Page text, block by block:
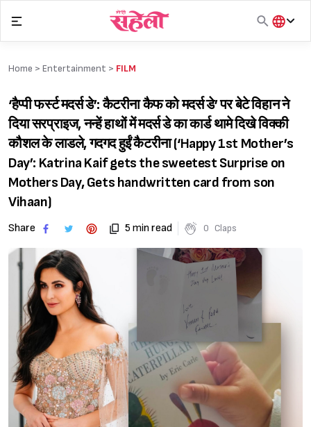
content
हिंदी
Home > Entertainment > FILM
‘हैप्पी फर्स्ट मदर्स डे’: कैटरीना कैफ को मदर्स डे’ पर बेटे विहान ने
दिया सरप्राइज, नन्हें हाथों में मदर्स डे का कार्ड थामे दिखे विक्की
कौशल के लाडले, गदगद हुईं कैटरीना (‘Happy 1st Mother’s
Day’: Katrina Kaif gets the sweetest Surprise on
Mothers Day, Gets handwritten card from son
Vihaan)
Share 5 min read 0 Claps